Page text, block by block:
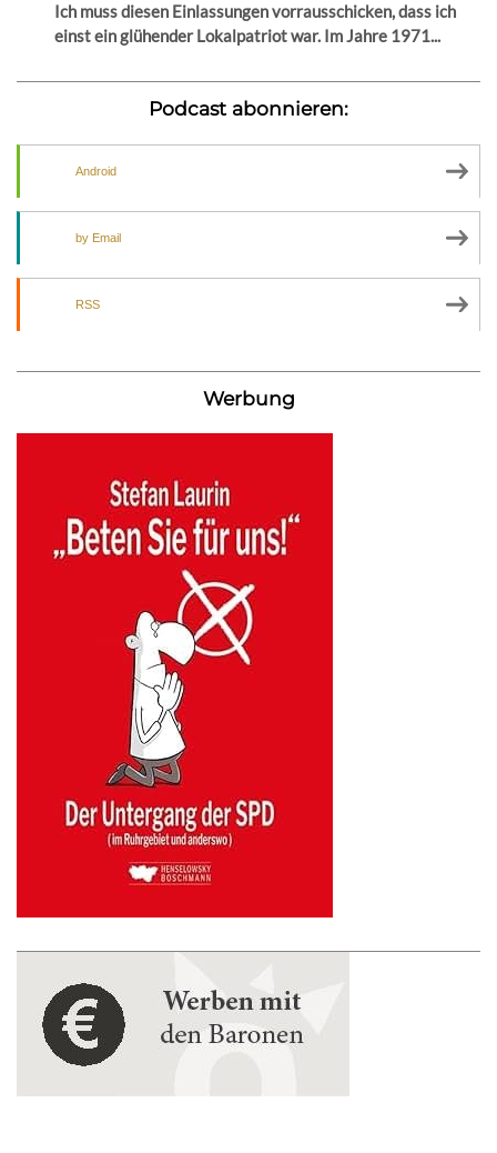
Ich muss diesen Einlassungen vorrausschicken, dass ich
einst ein glühender Lokalpatriot war. Im Jahre 1971...
Podcast abonnieren:
Android
by Email
RSS
Werbung